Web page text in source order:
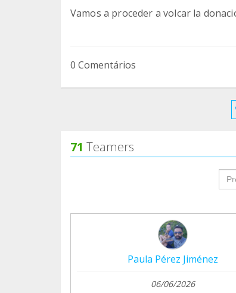
Vamos a proceder a volcar la
0 Comentários
71 Teamers
Paula Pérez Jiménez
06/06/2026